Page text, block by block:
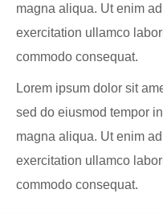
magna aliqua. Ut enim
exercitation ullamco
commodo consequat.
Lorem ipsum dolor sit
sed do eiusmod tempor
magna aliqua. Ut enim
exercitation ullamco
commodo consequat.